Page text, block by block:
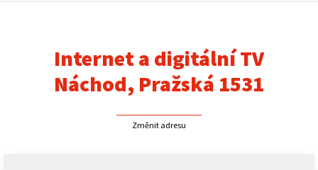
Internet a digitální TV
Náchod, Pražská 1531
Změnit adresu